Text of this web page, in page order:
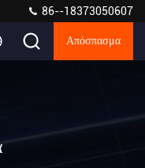
86--18373050607
Απόσπασμα